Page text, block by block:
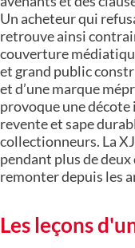
Un acheteur qui
retrouve ainsi
couverture
et grand public
et d’une marque
provoque une décote
revente et sape
collectionneurs. La
pendant plus de
remonter depuis les
Les leçons